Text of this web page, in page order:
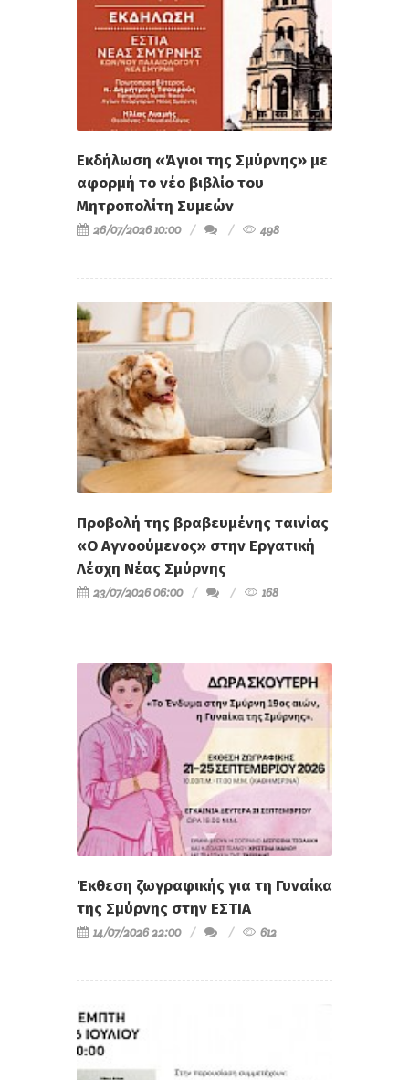
Εκδήλωση «Άγιοι της Σμύρνης» με
αφορμή το νέο βιβλίο του
Μητροπολίτη Συμεών
26/07/2026 10:00 498
Προβολή της βραβευμένης ταινίας
«Ο Αγνοούμενος» στην Εργατική
Λέσχη Νέας Σμύρνης
23/07/2026 06:00 168
Έκθεση ζωγραφικής για τη Γυναίκα
της Σμύρνης στην ΕΣΤΙΑ
14/07/2026 22:00 612